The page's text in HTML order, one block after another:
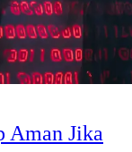
Aman Jika